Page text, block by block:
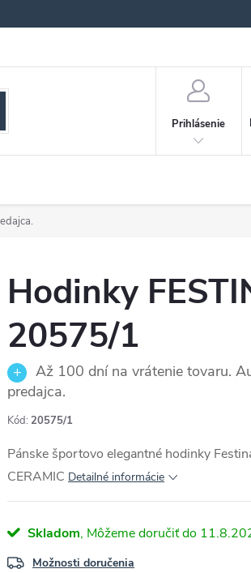
Prihlásenie
Hodinky
20575/1
Až 100 dní na vrátenie tovaru.
predajca.
Kód: 20575/1
Pánske športovo elegantné hodinky
CERAMIC Detailné informácie
Skladom
Možnosti doručenia